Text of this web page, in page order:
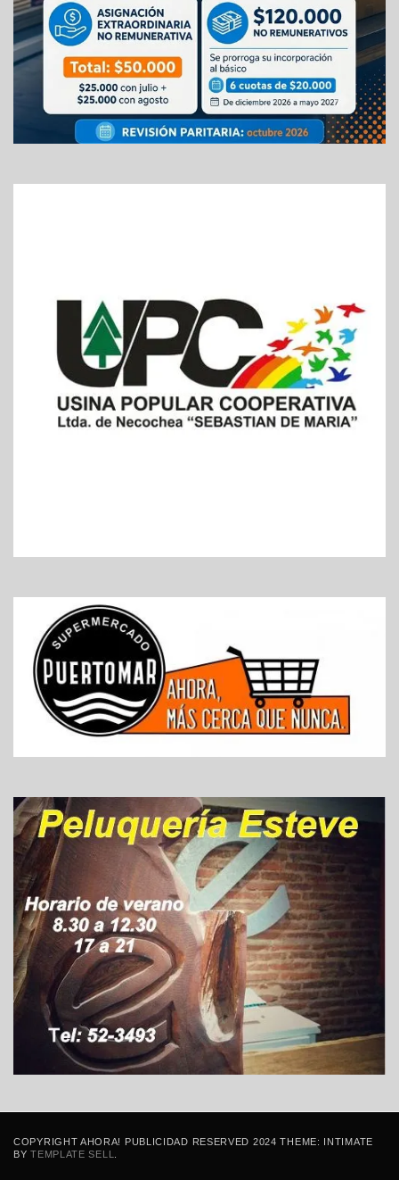
COPYRIGHT AHORA! PUBLICIDAD RESERVED 2024 THEME: INTIMATE
BYTEMPLATE SELL